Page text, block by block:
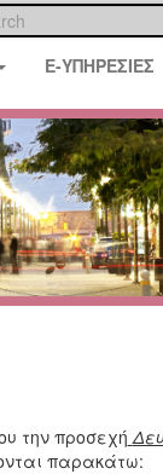
E-ΥΠΗΡΕΣΙΕΣ
την προσεχή
παρακάτω: